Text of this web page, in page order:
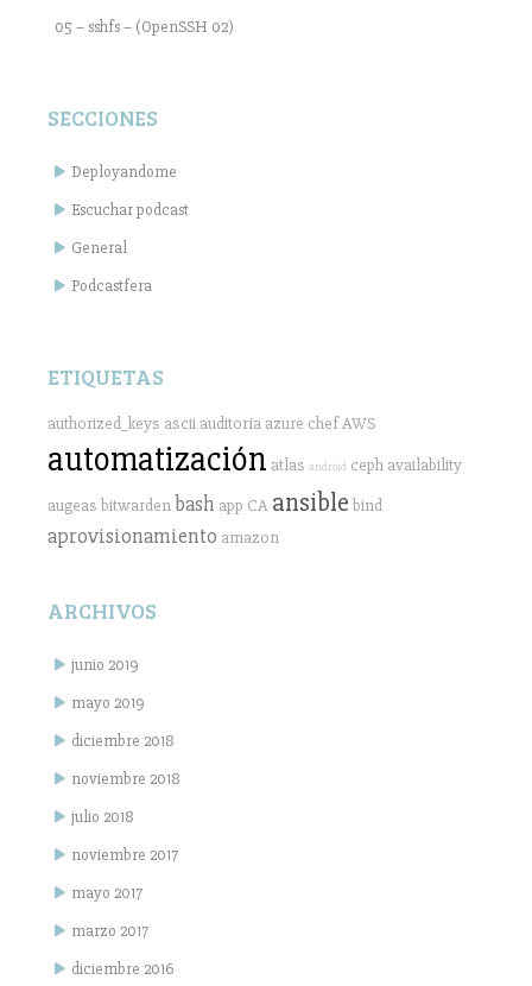
05 – sshfs – (OpenSSH 02)
SECCIONES
Deployandome
Escuchar podcast
General
Podcastfera
ETIQUETAS
authorized_keys ascii auditoría azure chefAWS
automatización atlas android ceph availability
augeas bitwardenbash app CA ansible bind
aprovisionamiento amazon
ARCHIVOS
junio 2019
mayo 2019
diciembre 2018
noviembre 2018
julio 2018
noviembre 2017
mayo 2017
marzo 2017
diciembre 2016